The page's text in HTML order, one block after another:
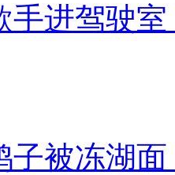
手进驾驶
子被冻湖